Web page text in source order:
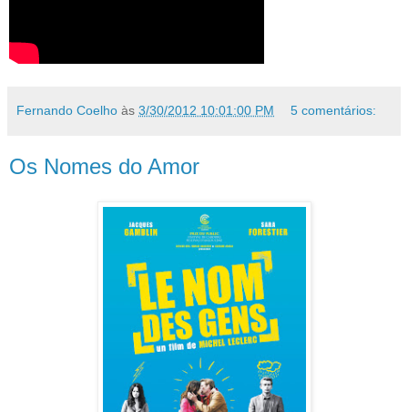
Fernando Coelho às 3/30/2012 10:01:00 PM 5 comentários:
Os Nomes do Amor